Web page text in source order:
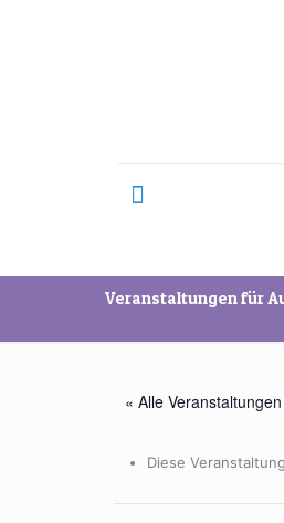
Veranstaltungen für
« Alle Veranstaltungen
Diese